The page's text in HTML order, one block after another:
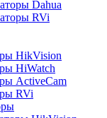
Dahua
RVi
HikVision
HiWatch
ActiveCam
RVi